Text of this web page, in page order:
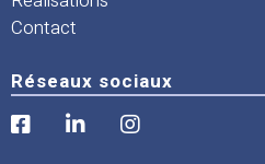
Contact
Réseaux sociaux